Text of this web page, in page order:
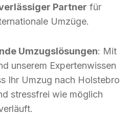
Partner für
Umzüge.
Umzugslösungen: Mit
unserem Expertenwissen
Ihr Umzug nach Holstebro
stressfrei wie möglich